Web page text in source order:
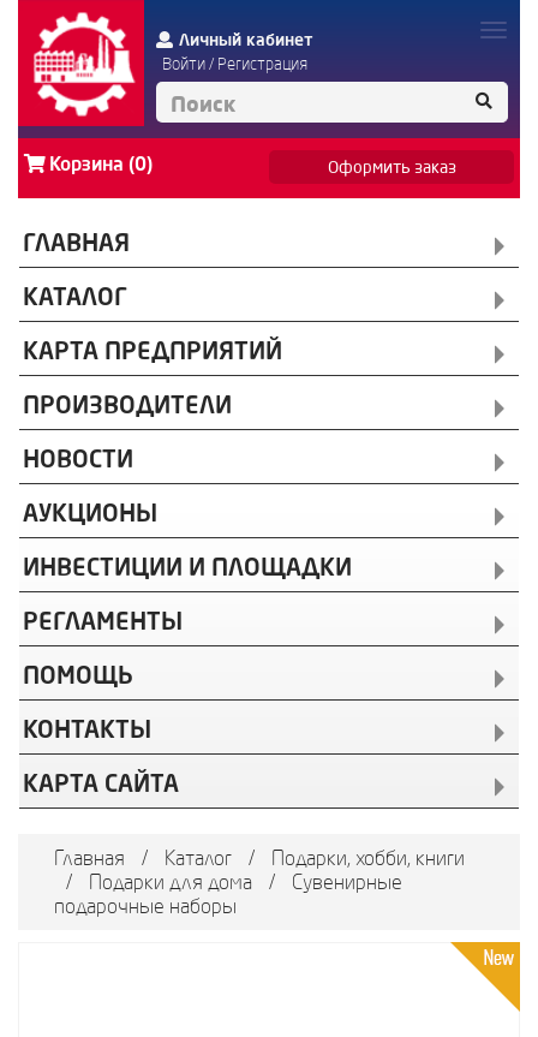
Личный кабинет
Войти/ Регистрация
Корзина (0) Оформить заказ
ГЛАВНАЯ
КАТАЛОГ
КАРТА ПРЕДПРИЯТИЙ
ПРОИЗВОДИТЕЛИ
НОВОСТИ
АУКЦИОНЫ
ИНВЕСТИЦИИ И ПЛОЩАДКИ
РЕГЛАМЕНТЫ
ПОМОЩЬ
КОНТАКТЫ
КАРТА САЙТА
Главная / Каталог /
Подарки, хобби, книги
/
Подарки для дома /
Сувенирные
подарочные наборы